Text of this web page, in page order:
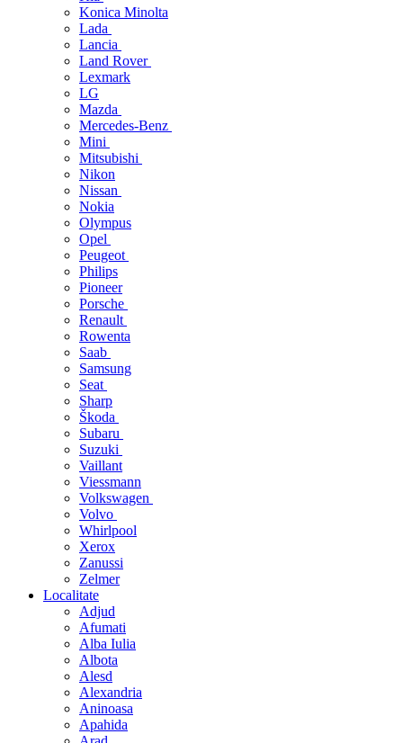
Konica Minolta
Lada
Lancia
Land Rover
Lexmark
LG
Mazda
Mercedes-Benz
Mini
Mitsubishi
Nikon
Nissan
Nokia
Olympus
Opel
Peugeot
Philips
Pioneer
Porsche
Renault
Rowenta
Saab
Samsung
Seat
Sharp
Škoda
Subaru
Suzuki
Vaillant
Viessmann
Volkswagen
Volvo
Whirlpool
Xerox
Zanussi
Zelmer
Localitate
Adjud
Afumati
Alba Iulia
Albota
Alesd
Alexandria
Aninoasa
Apahida